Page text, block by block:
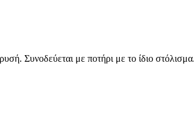
Συνοδεύεται με ποτήρι με το ίδιο στόλισμα.